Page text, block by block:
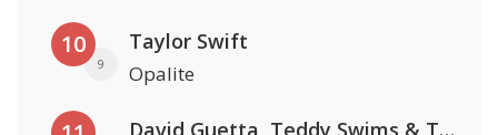
10
9
Taylor Swift
Opalite